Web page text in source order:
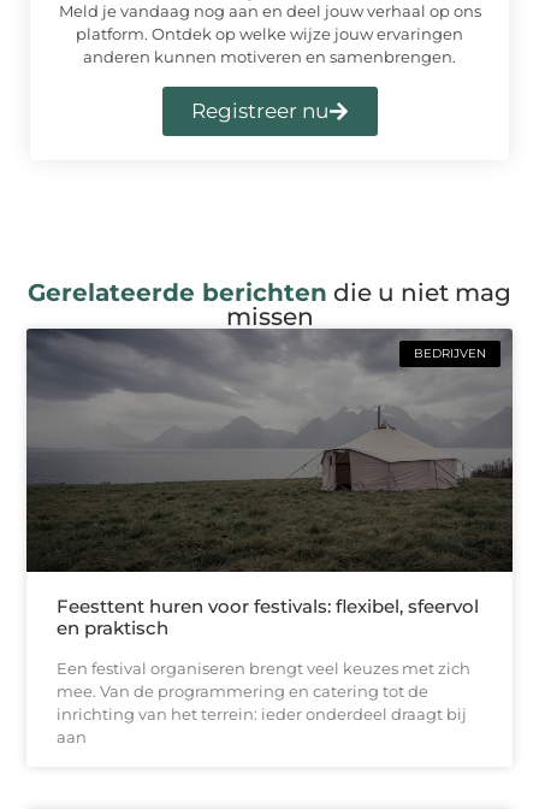
Meld je vandaag nog aan en deel jouw verhaal op ons
platform. Ontdek op welke wijze jouw ervaringen
anderen kunnen motiveren en samenbrengen.
Registreer nu
Gerelateerde berichten die u niet mag
missen
BEDRIJVEN
Feesttent huren voor festivals: flexibel, sfeervol
en praktisch
Een festival organiseren brengt veel keuzes met zich
mee. Van de programmering en catering tot de
inrichting van het terrein: ieder onderdeel draagt bij
aan